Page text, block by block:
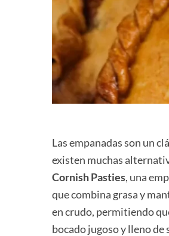
Las empanadas son un
existen muchas
Cornish Pasties, una
que combina grasa y
en crudo, permitiendo
bocado jugoso y lleno de